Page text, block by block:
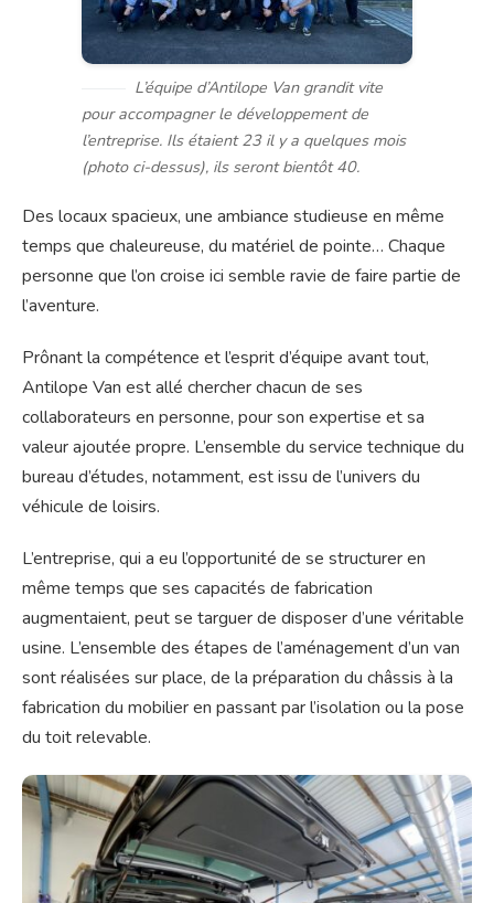
L’équipe d’Antilope Van grandit vite
pour accompagner le développement de
l’entreprise. Ils étaient 23 il y a quelques mois
(photo ci-dessus), ils seront bientôt 40.
Des locaux spacieux, une ambiance studieuse en même
temps que chaleureuse, du matériel de pointe… Chaque
personne que l’on croise ici semble ravie de faire partie de
l’aventure.
Prônant la compétence et l’esprit d’équipe avant tout,
Antilope Van est allé chercher chacun de ses
collaborateurs en personne, pour son expertise et sa
valeur ajoutée propre. L’ensemble du service technique du
bureau d’études, notamment, est issu de l’univers du
véhicule de loisirs.
L’entreprise, qui a eu l’opportunité de se structurer en
même temps que ses capacités de fabrication
augmentaient, peut se targuer de disposer d’une véritable
usine. L’ensemble des étapes de l’aménagement d’un van
sont réalisées sur place, de la préparation du châssis à la
fabrication du mobilier en passant par l’isolation ou la pose
du toit relevable.